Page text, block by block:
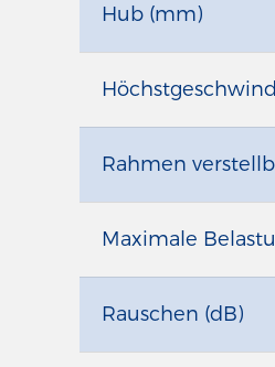
Hub (mm)
Rahmen
Maximale
Rauschen (dB)